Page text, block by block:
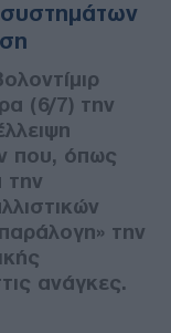
συστημάτων
(6/7) την
που, όπως
την
την
ανάγκες.